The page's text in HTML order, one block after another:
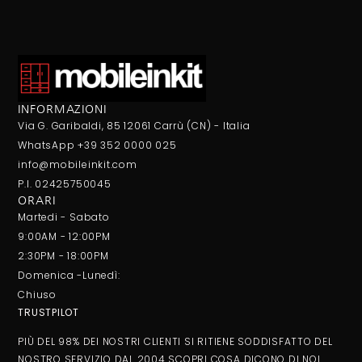
INFORMAZIONI
Via G. Garibaldi, 85 12061 Carrù (CN) - Italia
WhatsApp +39 352 0000 025
info@mobileinkit.com
P.I. 02425750045
ORARI
Martedi - Sabato
9:00AM - 12:00PM
2:30PM - 18:00PM
Domenica -Lunedì:
Chiuso
TRUSTPILOT
PIÙ DEL 98% DEI NOSTRI CLIENTI SI RITIENE SODDISFATTO DEL